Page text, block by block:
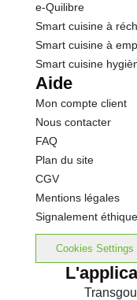
e-Quilibre
Smart cuisine à
Smart cuisine à
Smart cuisine
Aide
Mon compte client
Nous contacter
FAQ
Plan du site
CGV
Mentions légales
Signalement éthique
Cookies Settings